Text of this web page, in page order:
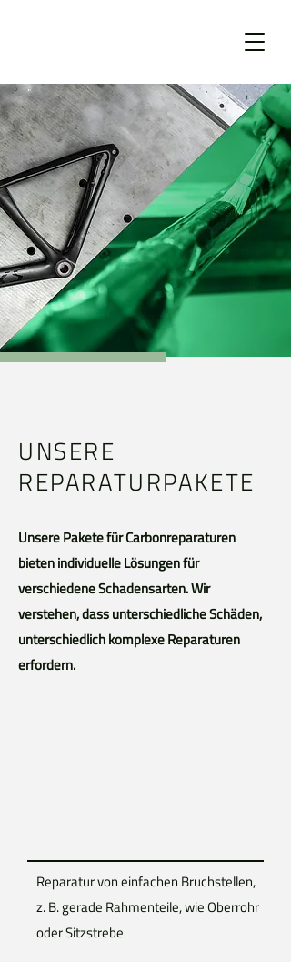
UNSERE
REPARATURPAKETE
Unsere Pakete für Carbonreparaturen
bieten individuelle Lösungen für
verschiedene Schadensarten. Wir
verstehen, dass unterschiedliche Schäden,
unterschiedlich komplexe Reparaturen
erfordern.
Reparatur von einfachen Bruchstellen,
z. B. gerade Rahmenteile, wie Oberrohr
oder Sitzstrebe